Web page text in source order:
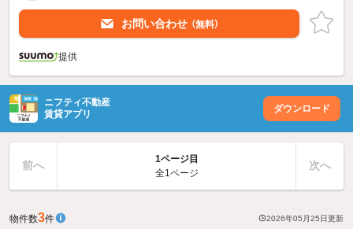
お問い合わせ （無料）
提供
ニフティ不動産
賃貸アプリ
ダウンロード
前へ
1ページ目
全1ページ
次へ
物件数3件 2026年05月25日更新